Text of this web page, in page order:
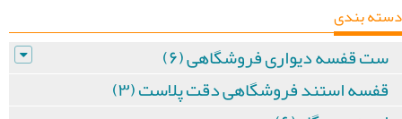
دسته بندی
ست قفسه دیواری فروشگاهی (۶)
قفسه استند فروشگاهی دقت پلاست (۳)